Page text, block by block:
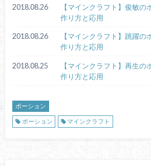
2018.08.26
【マインクラフト】俊敏の
作り方と応用
2018.08.26
【マインクラフト】跳躍の
作り方と応用
2018.08.25
【マインクラフト】再生の
作り方と応用
ポーション
ポーション
マインクラフト